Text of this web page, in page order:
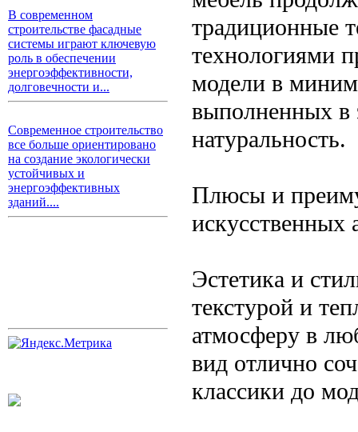
В современном
строительстве фасадные
системы играют ключевую
роль в обеспечении
энергоэффективности,
долговечности и...
Современное строительство
все больше ориентировано
на создание экологически
устойчивых и
энергоэффективных
зданий....
традиционные
технологиями
модели в
выполненных в
натуральность.
Плюсы и
искусственных
Эстетика и
текстурой и
атмосферу в
вид отлично
классики до